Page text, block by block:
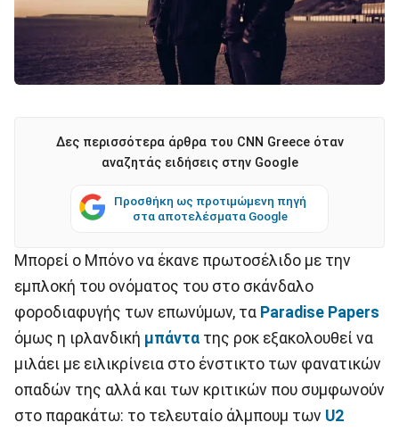
Δες περισσότερα άρθρα του CNN Greece όταν
αναζητάς ειδήσεις στην Google
Προσθήκη ως προτιμώμενη πηγή
στα αποτελέσματα Google
Μπορεί ο Μπόνο να έκανε πρωτοσέλιδο με την
εμπλοκή του ονόματος του στο σκάνδαλο
φοροδιαφυγής των επωνύμων, τα Paradise Papers
όμως η ιρλανδική μπάντα της ροκ εξακολουθεί να
μιλάει με ειλικρίνεια στο ένστικτο των φανατικών
οπαδών της αλλά και των κριτικών που συμφωνούν
στο παρακάτω: το τελευταίο άλμπουμ των U2